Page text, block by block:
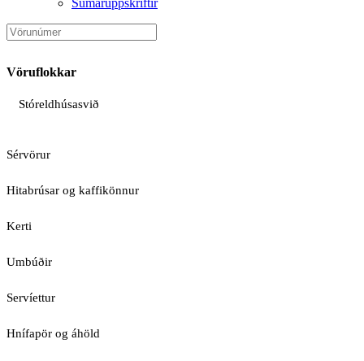
Vöruflokkar
Stóreldhúsasvið
Sérvörur
Hitabrúsar og kaffikönnur
Kerti
Umbúðir
Servíettur
Hnífapör og áhöld